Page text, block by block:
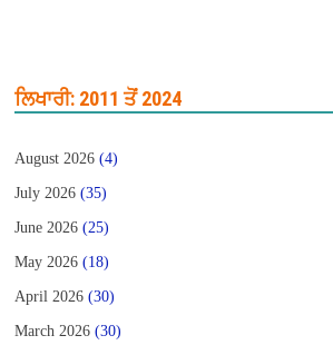
ਲਿਖਾਰੀ: 2011 ਤੋਂ 2024
August 2026 (4)
July 2026 (35)
June 2026 (25)
May 2026 (18)
April 2026 (30)
March 2026 (30)